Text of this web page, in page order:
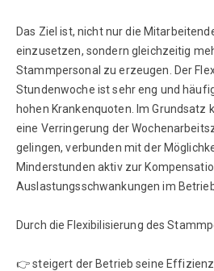
Das Ziel ist, nicht nur die
einzusetzen, sondern gleichzeitig
Stammpersonal zu erzeugen. Der
Stundenwoche ist sehr eng und
hohen Krankenquoten. Im Grundsatz
eine Verringerung der
gelingen, verbunden mit der
Minderstunden aktiv zur
Auslastungsschwankungen im
Durch die Flexibilisierung des
👉 steigert der Betrieb seine